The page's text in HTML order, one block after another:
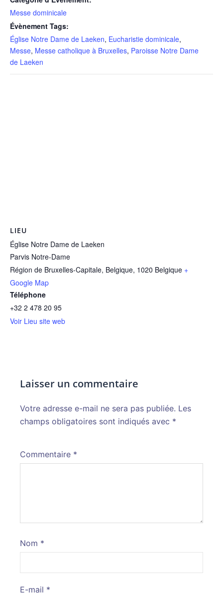
Messe dominicale
Évènement Tags:
Église Notre Dame de Laeken, Eucharistie dominicale,
Messe, Messe catholique à Bruxelles, Paroisse Notre Dame
de Laeken
LIEU
Église Notre Dame de Laeken
Parvis Notre-Dame
Région de Bruxelles-Capitale, Belgique, 1020 Belgique +
Google Map
Téléphone
+32 2 478 20 95
Voir Lieu site web
Laisser un commentaire
Votre adresse e-mail ne sera pas publiée. Les
champs obligatoires sont indiqués avec *
Commentaire *
Nom *
E-mail *
Alternative: